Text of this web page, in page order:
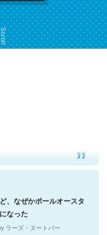
Scroll
なんだろうなと凄く思
もお勧め。自分はこの流
ラーズ・ヌートバー
、なぜかポールオースタ
なった
ラーズ・ヌートバー